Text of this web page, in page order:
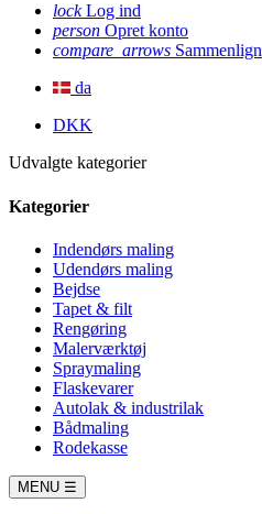
lock Log ind
person Opret konto
compare_arrows Sammenlign
da
DKK
Udvalgte kategorier
Kategorier
Indendørs maling
Udendørs maling
Bejdse
Tapet & filt
Rengøring
Malerværktøj
Spraymaling
Flaskevarer
Autolak & industrilak
Bådmaling
Rodekasse
MENU ☰